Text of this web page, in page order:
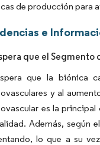
de producción para
e
que el Segmento
que la biónica
y al
es la
Además, según
lo que a su